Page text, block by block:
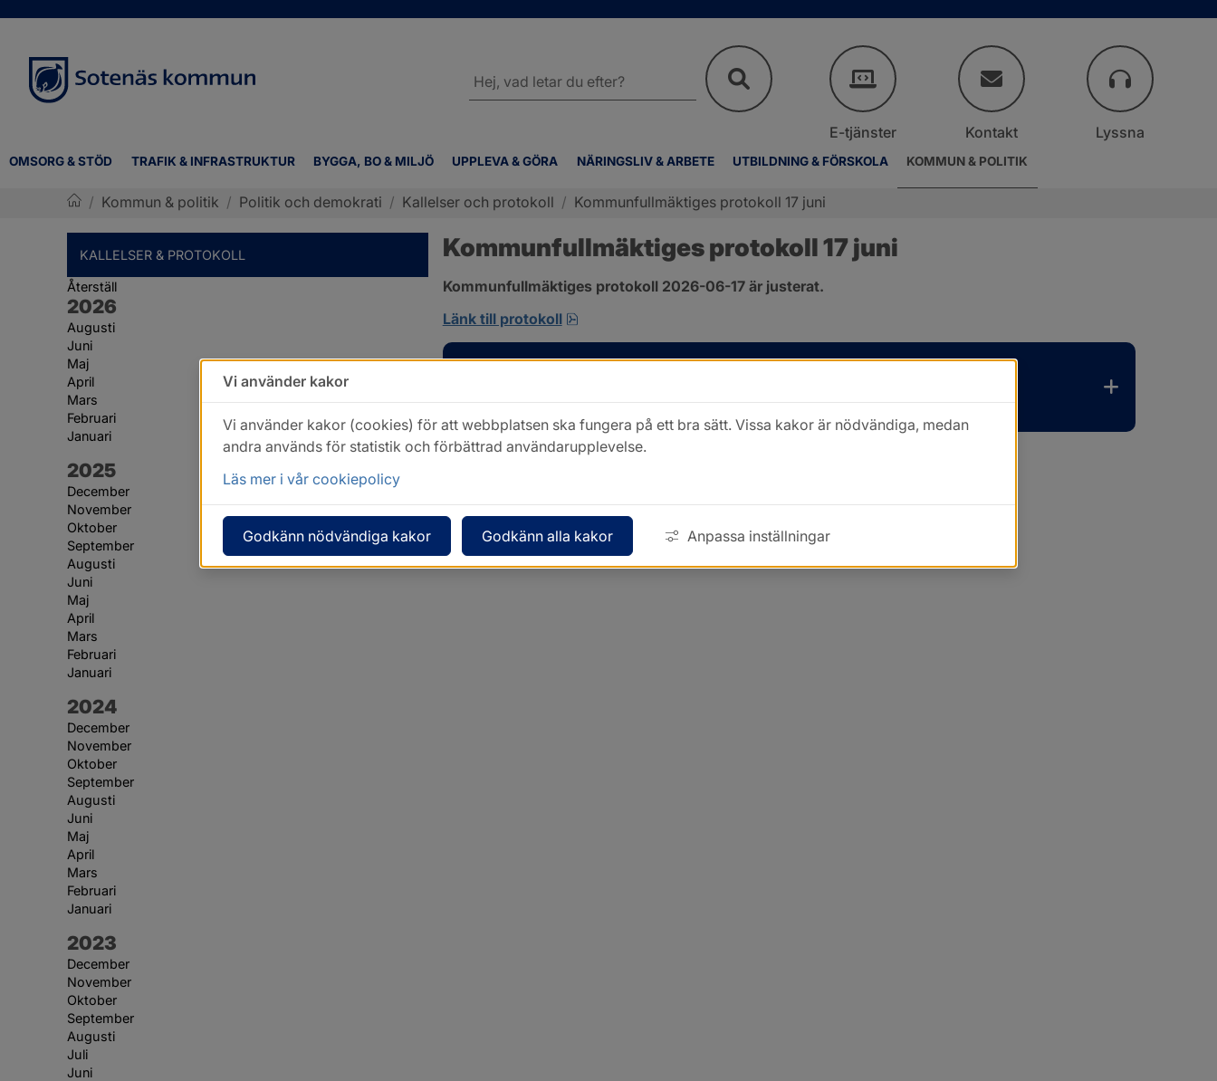
OMSORG & STÖD TRAFIK & INFRASTRUKTUR BYGGA, BO & MILJÖ UPPLEVA & GÖRA NÄRINGSLIV & ARBETE UTBILDNING & FÖRSKOLA KOMMUN & POLITIK
webbplatsen
E-tjänster Kontakt Lyssna
/ Kommun & politik / Politik och demokrati / Kallelser och protokoll / Kommunfullmäktiges protokoll 17 juni
KALLELSER & PROTOKOLL
Återställ
År:
2026
Augusti
Juni
Maj
April
Mars
Februari
Januari
År:
2025
December
November
Oktober
September
Augusti
Juni
Maj
April
Mars
Februari
Januari
År:
2024
December
November
Oktober
September
Augusti
Juni
Maj
April
Mars
Februari
Januari
År:
2023
December
November
Oktober
September
Augusti
Juli
Juni
Kommunfullmäktiges protokoll 17 juni
Kommunfullmäktiges protokoll 2026-06-17 är justerat.
Länk till protokoll
pdf, 1 MB, öppnas i nytt fönster.
Vi använder kakor
Vi använder kakor (cookies) för att webbplatsen ska fungera på ett bra sätt. Vissa kakor är nödvändiga, medan
andra används för statistik och förbättrad användarupplevelse.
Läs mer i vår cookiepolicy
Godkänn nödvändiga kakor Godkänn alla kakor Anpassa inställningar